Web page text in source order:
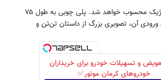
از مرکز شهر لووَن لا نوو که از این پس یکی از جذابیت‌های توریستی بلژیک محسوب خواهد شد. پلی چوبی به طول ۷۵
آن، تصویری بزرگ از داستان تن‌تن و
و تسهیلات خودرو برای خریداران
خودروهای کرمان موتور✅